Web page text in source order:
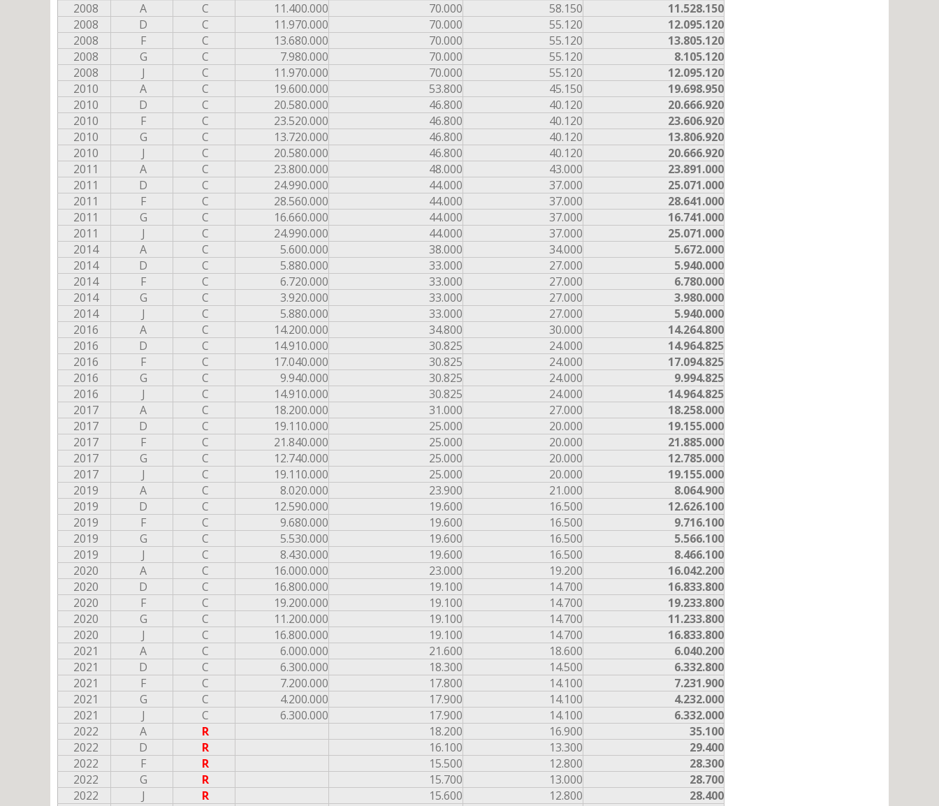
2008
A C 11.400.000 70.000 58.150
11.528.150
2008
D C 11.970.000 70.000 55.120
12.095.120
2008
F C 13.680.000 70.000 55.120
13.805.120
2008
G C 7.980.000 70.000 55.120
8.105.120
2008
J C 11.970.000 70.000 55.120
12.095.120
2010
A C 19.600.000 53.800 45.150
19.698.950
2010
D C 20.580.000 46.800 40.120
20.666.920
2010
F C 23.520.000 46.800 40.120
23.606.920
2010
G C 13.720.000 46.800 40.120
13.806.920
2010
J C 20.580.000 46.800 40.120
20.666.920
2011
A C 23.800.000 48.000 43.000
23.891.000
2011
D C 24.990.000 44.000 37.000
25.071.000
2011
F C 28.560.000 44.000 37.000
28.641.000
2011
G C 16.660.000 44.000 37.000
16.741.000
2011
J C 24.990.000 44.000 37.000
25.071.000
2014
A C 5.600.000 38.000 34.000
5.672.000
2014
D C 5.880.000 33.000 27.000
5.940.000
2014
F C 6.720.000 33.000 27.000
6.780.000
2014
G C 3.920.000 33.000 27.000
3.980.000
2014
J C 5.880.000 33.000 27.000
5.940.000
2016
A C 14.200.000 34.800 30.000
14.264.800
2016
D C 14.910.000 30.825 24.000
14.964.825
2016
F C 17.040.000 30.825 24.000
17.094.825
2016
G C 9.940.000 30.825 24.000
9.994.825
2016
J C 14.910.000 30.825 24.000
14.964.825
2017
A C 18.200.000 31.000 27.000
18.258.000
2017
D C 19.110.000 25.000 20.000
19.155.000
2017
F C 21.840.000 25.000 20.000
21.885.000
2017
G C 12.740.000 25.000 20.000
12.785.000
2017
J C 19.110.000 25.000 20.000
19.155.000
2019
A C 8.020.000 23.900 21.000
8.064.900
2019
D C 12.590.000 19.600 16.500
12.626.100
2019
F C 9.680.000 19.600 16.500
9.716.100
2019
G C 5.530.000 19.600 16.500
5.566.100
2019
J C 8.430.000 19.600 16.500
8.466.100
2020
A C 16.000.000 23.000 19.200
16.042.200
2020
D C 16.800.000 19.100 14.700
16.833.800
2020
F C 19.200.000 19.100 14.700
19.233.800
2020
G C 11.200.000 19.100 14.700
11.233.800
2020
J C 16.800.000 19.100 14.700
16.833.800
2021
A C 6.000.000 21.600 18.600
6.040.200
2021
D C 6.300.000 18.300 14.500
6.332.800
2021
F C 7.200.000 17.800 14.100
7.231.900
2021
G C 4.200.000 17.900 14.100
4.232.000
2021
J C 6.300.000 17.900 14.100
6.332.000
2022
A R 18.200 16.900
35.100
2022
D R 16.100 13.300
29.400
2022
F R 15.500 12.800
28.300
2022
G R 15.700 13.000
28.700
2022
J R 15.600 12.800
28.400